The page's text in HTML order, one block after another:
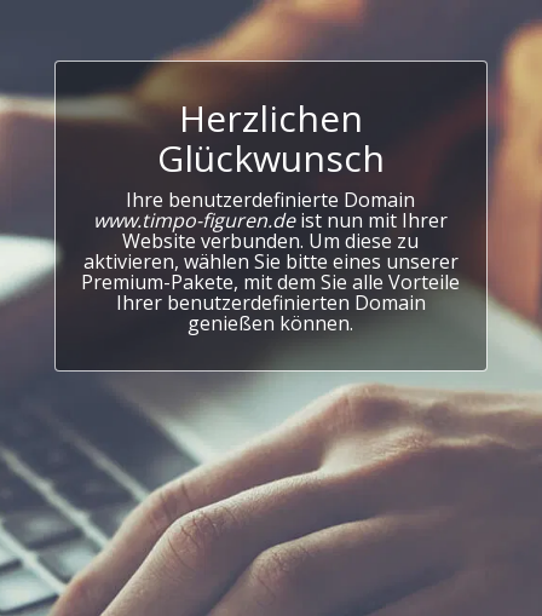
Herzlichen
Glückwunsch
Ihre benutzerdefinierte Domain
www.timpo-figuren.deist nun mit Ihrer
Website verbunden. Um diese zu
aktivieren, wählen Sie bitte eines unserer
Premium-Pakete, mit dem Sie alle Vorteile
Ihrer benutzerdefinierten Domain
genießen können.